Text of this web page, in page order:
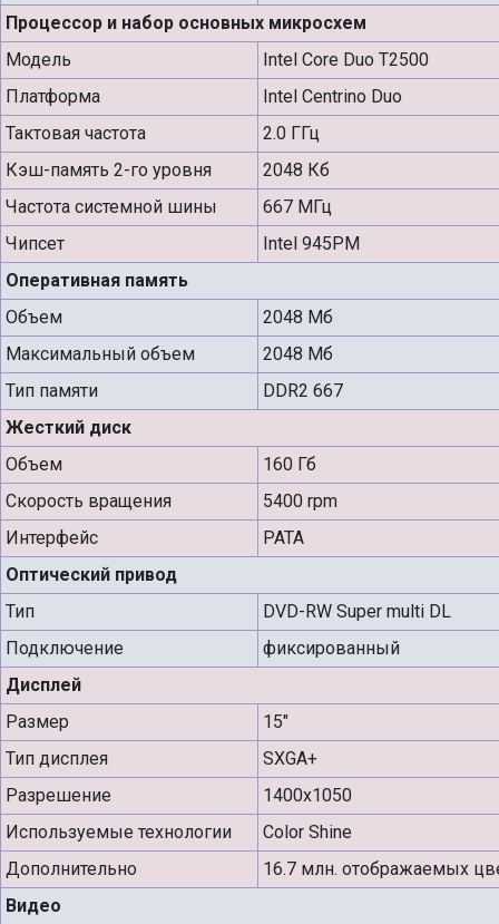
Процессор и набор основных микросхем
Модель
Intel Core Duo T2500
Платформа
Intel Centrino Duo
Тактовая частота
2.0 ГГц
Кэш-память 2-го уровня
2048 Кб
Частота системной шины
667 МГц
Чипсет
Intel 945PM
Оперативная память
Объем
2048 Мб
Максимальный объем
2048 Мб
Тип памяти
DDR2 667
Жесткий диск
Объем
160 Гб
Скорость вращения
5400 rpm
Интерфейс
PATA
Оптический привод
Тип
DVD-RW Super multi DL
Подключение
фиксированный
Дисплей
Размер
15"
Тип дисплея
SXGA+
Разрешение
1400x1050
Используемые технологии
Color Shine
Дополнительно
16.7 млн. отображаемых
Видео